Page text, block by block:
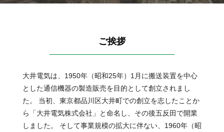
ご挨拶
大井電気は、1950年（昭和25年）1月に搬送装置を中心
とした通信機器の製造販売を目的として創立されまし
た。 当初、東京都品川区大井町での創立を志したことか
ら「大井電気株式会社」と命名し、その後五反田で開業
しました。 そして事業規模の拡大に伴ない、1960年（昭